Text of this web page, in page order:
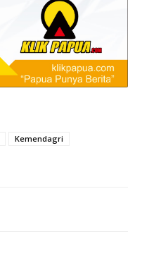
Kemendagri